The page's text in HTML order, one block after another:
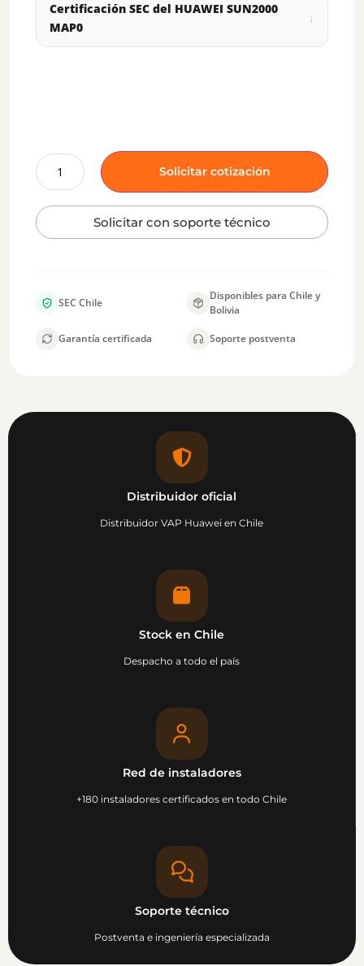
Certificación SEC del HUAWEI SUN2000
MAP0
Solicitar cotización
Solicitar con soporte técnico
SEC Chile
Disponibles para Chile y
Bolivia
Garantía certificada Soporte postventa
Distribuidor oficial
Distribuidor VAP Huawei en Chile
Stock en Chile
Despacho a todo el país
Red de instaladores
+180 instaladores certificados en todo Chile
Soporte técnico
Postventa e ingeniería especializada